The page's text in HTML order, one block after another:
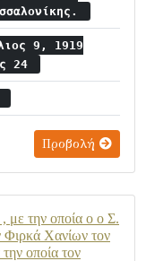
9, 1919
24
Προβολή
με την οποία ο ο Σ.
Φιρκά Χανίων τον
οποία τον